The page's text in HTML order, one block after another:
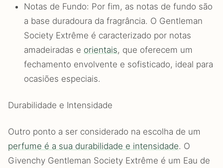
Notas de Fundo: Por fim, as notas de fundo são
a base duradoura da fragrância. O Gentleman
Society Extrême é caracterizado por notas
amadeiradas e orientais, que oferecem um
fechamento envolvente e sofisticado, ideal para
ocasiões especiais.
Durabilidade e Intensidade
Outro ponto a ser considerado na escolha de um
perfume é a sua durabilidade e intensidade. O
Givenchy Gentleman Society Extrême é um Eau de